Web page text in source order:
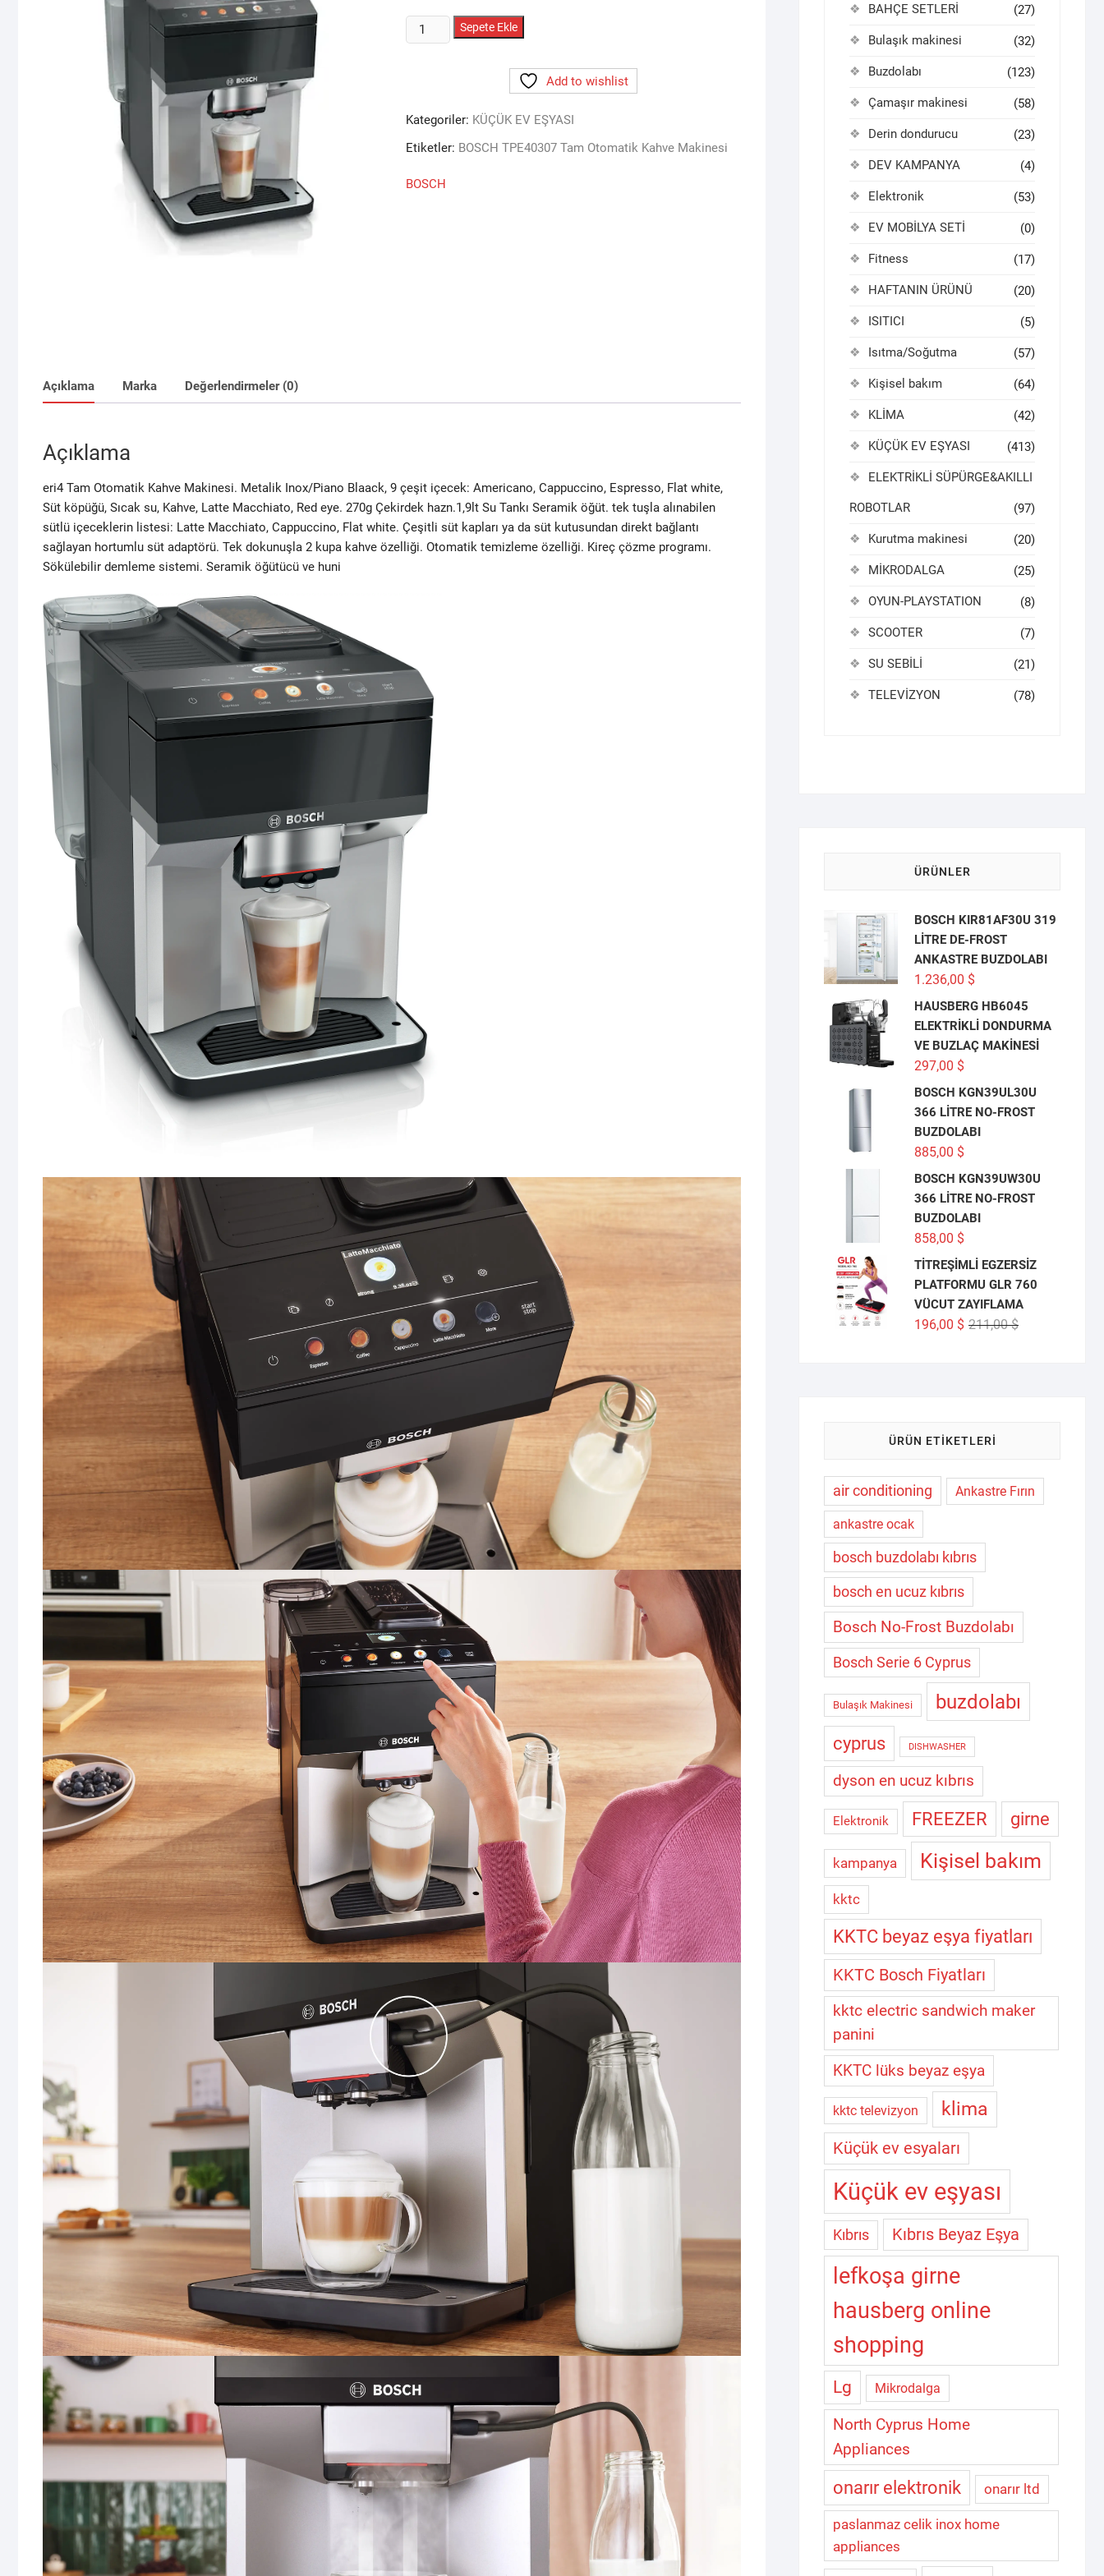
BOSCH
TPE40307
Makinesi
adet
Sepete Ekle
Add to wishlist
Kategoriler: KÜÇÜK EV EŞYASI
Etiketler: BOSCH TPE40307 Tam Otomatik Kahve Makinesi
BOSCH
Açıklama Marka Değerlendirmeler (0)
Açıklama
eri4 Tam Otomatik Kahve Makinesi. Metalik Inox/Piano Blaack, 9 çeşit içecek: Americano, Cappuccino, Espresso, Flat white,
Süt köpüğü, Sıcak su, Kahve, Latte Macchiato, Red eye. 270g Çekirdek hazn.1,9lt Su Tankı Seramik öğüt. tek tuşla alınabilen
sütlü içeceklerin listesi: Latte Macchiato, Cappuccino, Flat white. Çeşitli süt kapları ya da süt kutusundan direkt bağlantı
sağlayan hortumlu süt adaptörü. Tek dokunuşla 2 kupa kahve özelliği. Otomatik temizleme özelliği. Kireç çözme programı.
Sökülebilir demleme sistemi. Seramik öğütücü ve huni
BAHÇE SETLERİ (27)
Bulaşık makinesi (32)
Buzdolabı (123)
Çamaşır makinesi (58)
Derin dondurucu (23)
DEV KAMPANYA (4)
Elektronik (53)
EV MOBİLYA SETİ (0)
Fitness (17)
HAFTANIN ÜRÜNÜ (20)
ISITICI (5)
Isıtma/Soğutma (57)
Kişisel bakım (64)
KLİMA (42)
KÜÇÜK EV EŞYASI (413)
ELEKTRİKLİ SÜPÜRGE&AKILLI
ROBOTLAR (97)
Kurutma makinesi (20)
MİKRODALGA (25)
OYUN-PLAYSTATION (8)
SCOOTER (7)
SU SEBİLİ (21)
TELEVİZYON (78)
ÜRÜNLER
BOSCH KIR81AF30U 319
LİTRE DE-FROST
ANKASTRE BUZDOLABI
1.236,00 $
HAUSBERG HB6045
ELEKTRİKLİ DONDURMA
VE BUZLAÇ MAKİNESİ
297,00 $
BOSCH KGN39UL30U
366 LİTRE NO-FROST
BUZDOLABI
885,00 $
BOSCH KGN39UW30U
366 LİTRE NO-FROST
BUZDOLABI
858,00 $
TİTREŞİMLİ EGZERSİZ
PLATFORMU GLR 760
VÜCUT ZAYIFLAMA
211,00$Orijinal
196,00 $
Şu
ÜRÜN ETIKETLERI
air conditioning Ankastre Fırın
ankastre ocak
bosch buzdolabı kıbrıs
bosch en ucuz kıbrıs
Bosch No-Frost Buzdolabı
Bosch Serie 6 Cyprus
Bulaşık Makinesi buzdolabı
cyprus DISHWASHER
dyson en ucuz kıbrıs
Elektronik FREEZER girne
kampanya Kişisel bakım
kktc
KKTC beyaz eşya fiyatları
KKTC Bosch Fiyatları
kktc electric sandwich maker
panini
KKTC lüks beyaz eşya
kktc televizyon klima
Küçük ev esyaları
Küçük ev eşyası
Kıbrıs Kıbrıs Beyaz Eşya
lefkoşa girne
hausberg online
shopping
Lg Mikrodalga
North Cyprus Home
Appliances
onarır elektronik onarır ltd
paslanmaz celik inox home
appliances